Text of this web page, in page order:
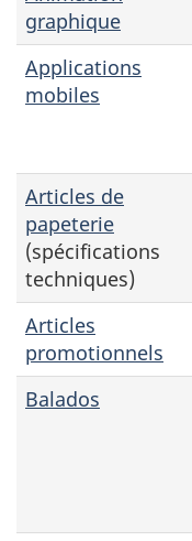
graphique
Applications
mobiles
Articles de
papeterie
(spécifications
techniques)
Articles
promotionnels
Balados